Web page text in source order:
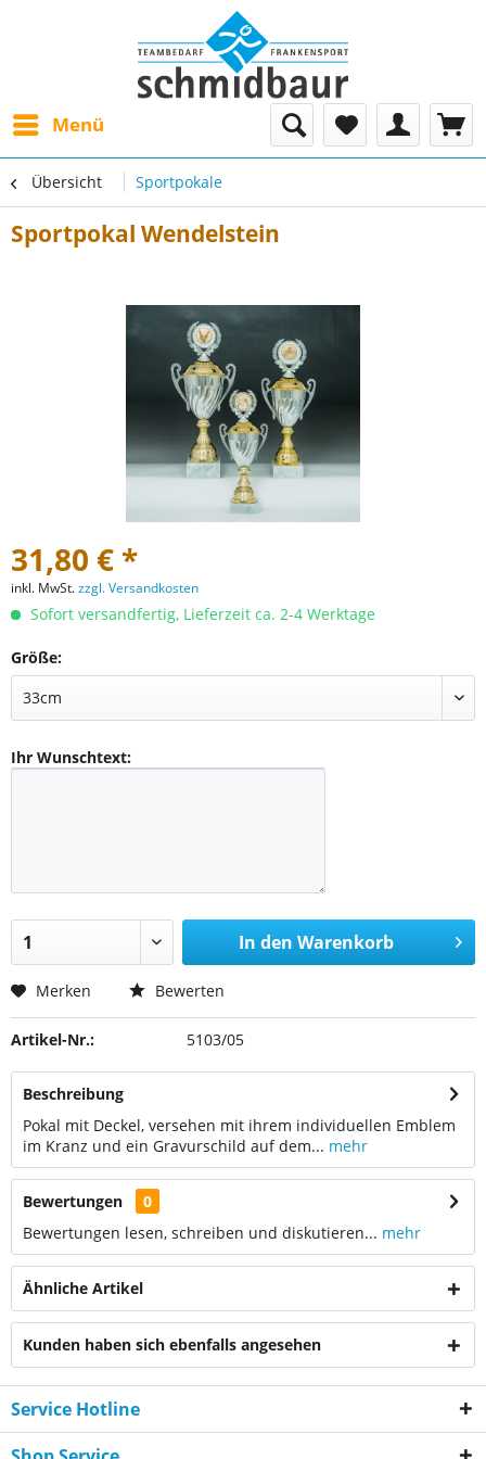
Menü
Übersicht Sportpokale
Sportpokal Wendelstein
31,80 € *
inkl. MwSt.zzgl. Versandkosten
Sofort versandfertig, Lieferzeit ca. 2-4 Werktage
Größe:
Ihr Wunschtext:
In den Warenkorb
Merken Bewerten
Artikel-Nr.: 5103/05
Beschreibung
Pokal mit Deckel, versehen mit ihrem individuellen Emblem
im Kranz und ein Gravurschild auf dem... mehr
Bewertungen
0
Bewertungen lesen, schreiben und diskutieren... mehr
Ähnliche Artikel
Kunden haben sich ebenfalls angesehen
Service Hotline